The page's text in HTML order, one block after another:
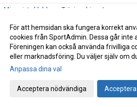
Missa inte klubbens Träningsbingo!
Ny uppdaterad info kring Covid-19 och vår
Ny info angående träning och träningstider!
Uppdaterad info kring Covid-19
Resultat Bohus-dal Cup
För att hemsidan ska fungera korrekt
cookies från SportAdmin. Dessa går inte
Föreningen kan också använda frivilliga
eller marknadsföring. Du väljer själv om
Anpassa dina val
Acceptera nödvändiga Acceptera